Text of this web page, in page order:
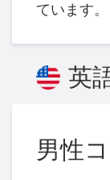
ています。
英
男性